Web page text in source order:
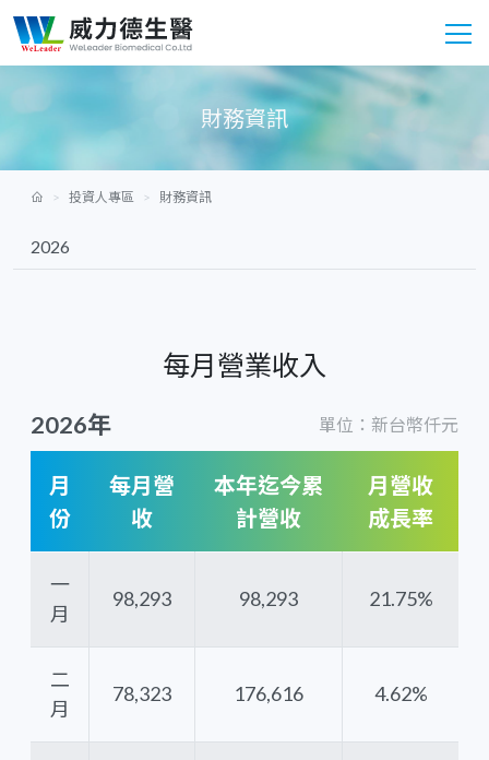
財務資訊
投資人專區 財務資訊
每月營業收入
2026年 單位：新台幣仟元
月
份
每月營
收
本年迄今累
計營收
月營收
成長率
一
月
98,293 98,293 21.75%
二
月
78,323 176,616 4.62%